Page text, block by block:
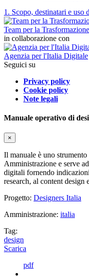
1. Scopo, destinatari e uso
Team per la
in collaborazione con
Agenzia per l'Italia Digitale
Seguici su
Privacy policy
Cookie policy
Note legali
Manuale operativo di
×
Il manuale è uno
Amministrazione e serve
digitali fornendo
research, al content design
Progetto: Designers Italia
Amministrazione: italia
Tag:
design
Scarica
pdf